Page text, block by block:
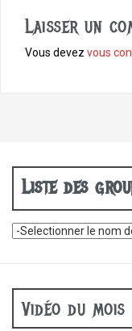
Laisser un
Vous devez vous
Liste des
Vidéo du mois